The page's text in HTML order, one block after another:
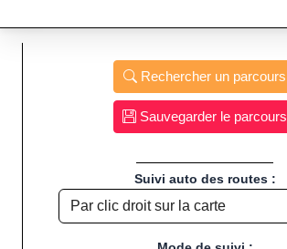
Rechercher un parcours
Sauvegarder le parcours
Suivi auto des routes :